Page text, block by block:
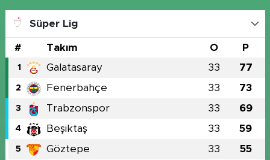
Süper Lig
# Takım O P
1 Galatasaray 33 77
2 Fenerbahçe 33 73
3 Trabzonspor 33 69
4 Beşiktaş 33 59
5 Göztepe 33 55